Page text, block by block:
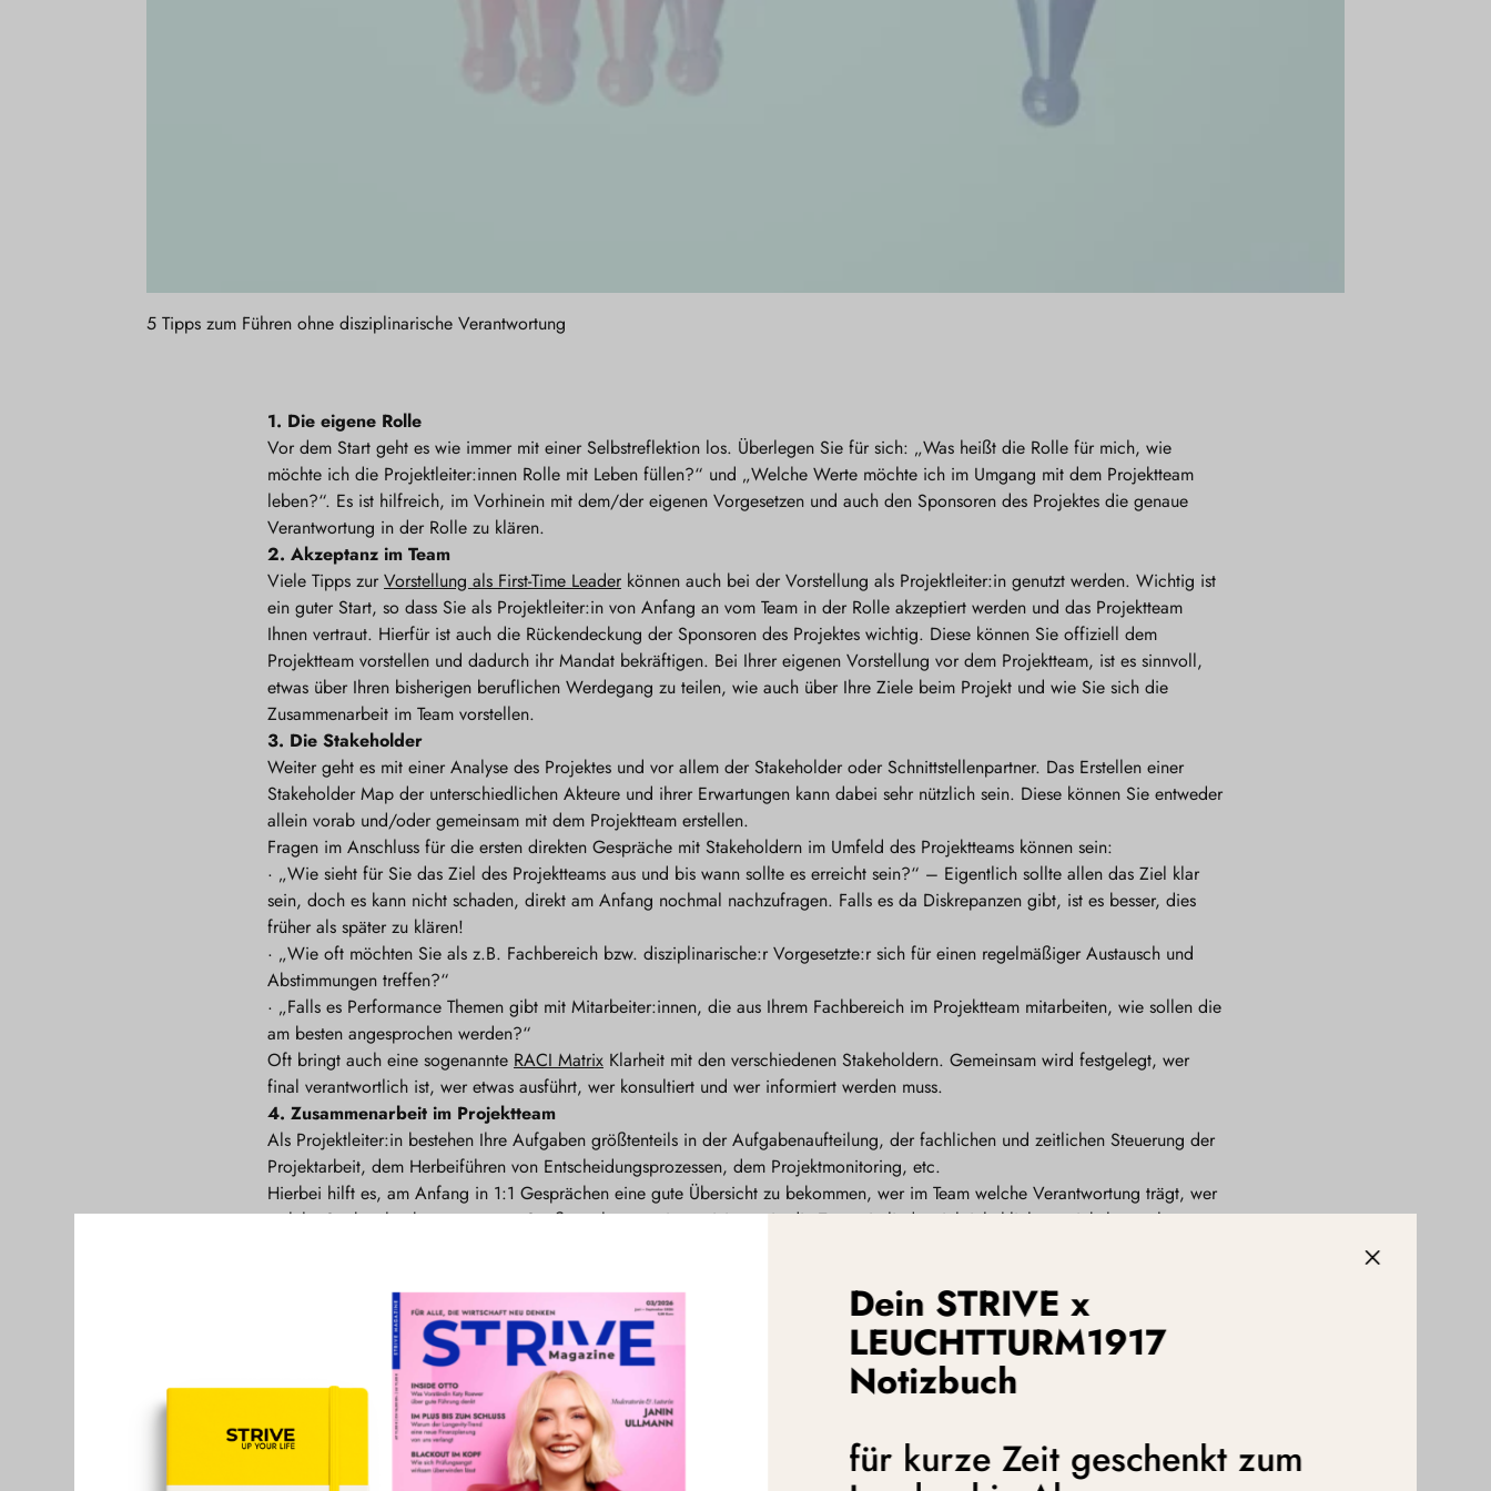
5 Tipps zum Führen ohne disziplinarische Verantwortung
1. Die eigene Rolle
Vor dem Start geht es wie immer mit einer Selbstreflektion los. Überlegen Sie für sich: „Was heißt die Rolle für mich, wie
möchte ich die Projektleiter:innen Rolle mit Leben füllen?“ und „Welche Werte möchte ich im Umgang mit dem Projektteam
leben?“. Es ist hilfreich, im Vorhinein mit dem/der eigenen Vorgesetzen und auch den Sponsoren des Projektes die genaue
Verantwortung in der Rolle zu klären.
2. Akzeptanz im Team
Viele Tipps zur Vorstellung als First-Time Leader können auch bei der Vorstellung als Projektleiter:in genutzt werden. Wichtig ist
ein guter Start, so dass Sie als Projektleiter:in von Anfang an vom Team in der Rolle akzeptiert werden und das Projektteam
Ihnen vertraut. Hierfür ist auch die Rückendeckung der Sponsoren des Projektes wichtig. Diese können Sie offiziell dem
Projektteam vorstellen und dadurch ihr Mandat bekräftigen. Bei Ihrer eigenen Vorstellung vor dem Projektteam, ist es sinnvoll,
etwas über Ihren bisherigen beruflichen Werdegang zu teilen, wie auch über Ihre Ziele beim Projekt und wie Sie sich die
Zusammenarbeit im Team vorstellen.
3. Die Stakeholder
Weiter geht es mit einer Analyse des Projektes und vor allem der Stakeholder oder Schnittstellenpartner. Das Erstellen einer
Stakeholder Map der unterschiedlichen Akteure und ihrer Erwartungen kann dabei sehr nützlich sein. Diese können Sie entweder
allein vorab und/oder gemeinsam mit dem Projektteam erstellen.
Fragen im Anschluss für die ersten direkten Gespräche mit Stakeholdern im Umfeld des Projektteams können sein:
· „Wie sieht für Sie das Ziel des Projektteams aus und bis wann sollte es erreicht sein?“ – Eigentlich sollte allen das Ziel klar
sein, doch es kann nicht schaden, direkt am Anfang nochmal nachzufragen. Falls es da Diskrepanzen gibt, ist es besser, dies
früher als später zu klären!
· „Wie oft möchten Sie als z.B. Fachbereich bzw. disziplinarische:r Vorgesetzte:r sich für einen regelmäßiger Austausch und
Abstimmungen treffen?“
· „Falls es Performance Themen gibt mit Mitarbeiter:innen, die aus Ihrem Fachbereich im Projektteam mitarbeiten, wie sollen die
am besten angesprochen werden?“
Oft bringt auch eine sogenannte RACI Matrix Klarheit mit den verschiedenen Stakeholdern. Gemeinsam wird festgelegt, wer
final verantwortlich ist, wer etwas ausführt, wer konsultiert und wer informiert werden muss.
4. Zusammenarbeit im Projektteam
Als Projektleiter:in bestehen Ihre Aufgaben größtenteils in der Aufgabenaufteilung, der fachlichen und zeitlichen Steuerung der
Projektarbeit, dem Herbeiführen von Entscheidungsprozessen, dem Projektmonitoring, etc.
Hierbei hilft es, am Anfang in 1:1 Gesprächen eine gute Übersicht zu bekommen, wer im Team welche Verantwortung trägt, wer
welche Stärken hat bzw. was wem Spaß macht, was sie motiviert, wie die Teammitglieder sich inhaltlich entwickeln möchten etc.
Projektteam zu den Zielvorgaben einzuholen. Ganz nach dem Motto „Überzeugung und Vernetzung, statt Anweisungen“!
Manchmal ist es so, dass Mitarbeiter:innen in Projektteams 100% ihrer Arbeitszeit mitarbeiten, manchmal nur für z.B. 20%. Wie
können Sie die Motivation sicher stellen, vor allem wenn das Projektteam für die Mitarbeiter:inenn aus ihrer Perspektive nicht die
höchste Priorität hat? Hier zahlt sich das etwas intensivere Kennenlernen am Anfang aus. Durch Fragen im 1:1
Kennenlerngespräch zur Motivation der Mitarbeiter:innen (z.B. „Was motiviert Sie, bei diesem Projekt mitzuarbeiten? Welche
Skills und Kenntnisse erhoffen Sie sich aus der Projektarbeit für Ihre künftigen Positionen? Wie sehen Sie Ihren eigenen Beitrag
zum großen Ganzen in dem Projekt?“) erfahren Sie, was ihre Teammitglieder antreibt. Diese Themen können Sie ansprechen,
Dein STRIVE x
LEUCHTTURM1917
Notizbuch
für kurze Zeit geschenkt zum